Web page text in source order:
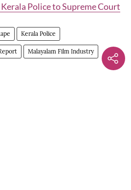
Police to Supreme Court
Kerala Police
Malayalam Film Industry